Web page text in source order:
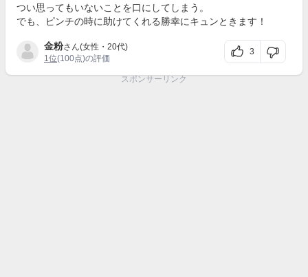
つい思ってもいないことを口にしてしまう。
でも、ピンチの時に助けてくれる勝幸にキュンときます！
金粉さん(女性・20代)
1位(100点)の評価
3
スポンサーリンク